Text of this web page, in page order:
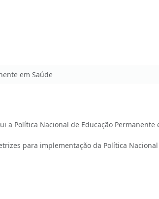
em Saúde
a Política Nacional de Educação Permanente
para implementação da Política